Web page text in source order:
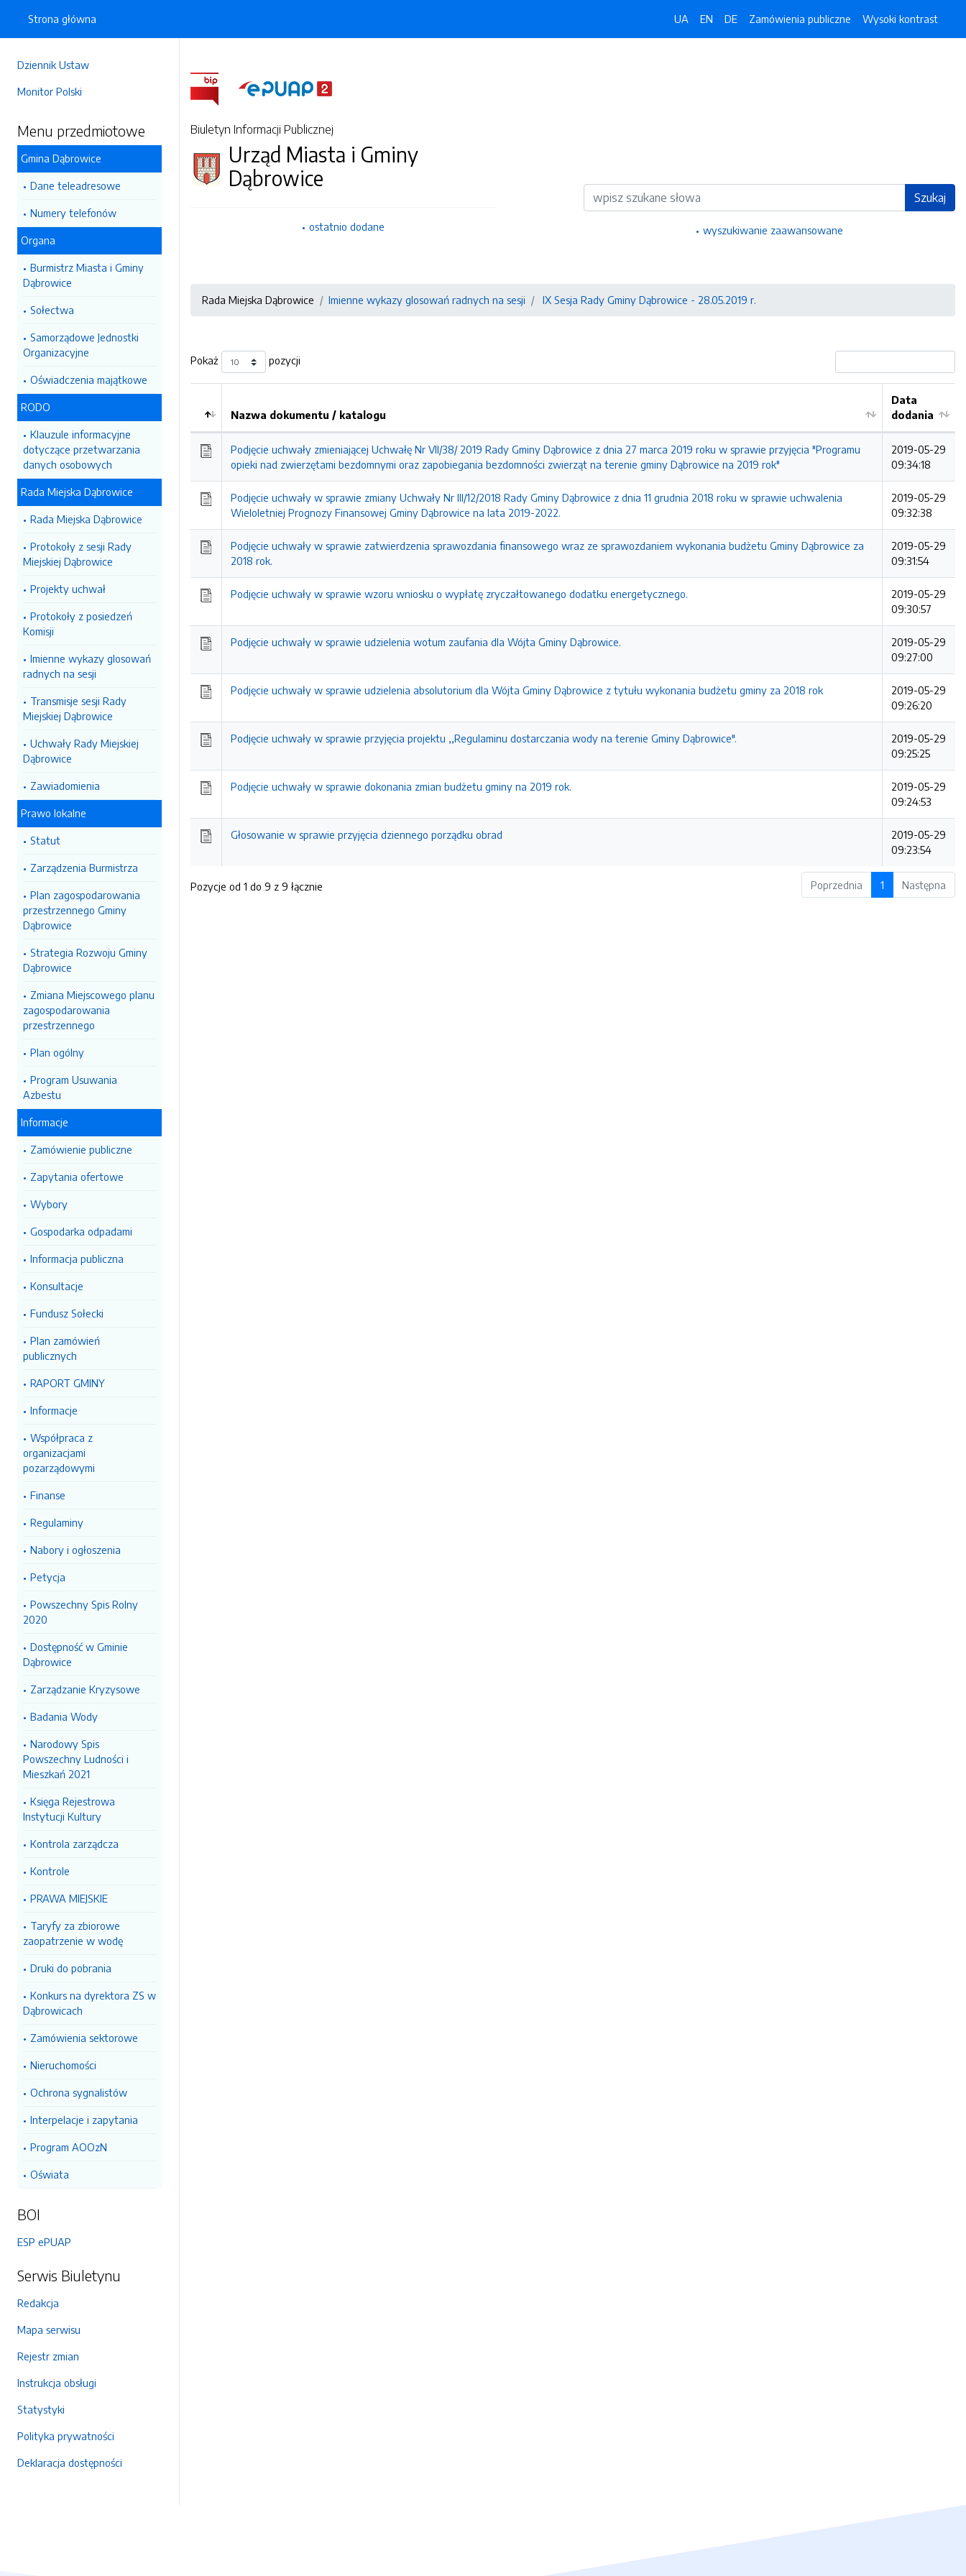
Dziennik Ustaw
Monitor Polski
Menu przedmiotowe
Gmina Dąbrowice
Dane teleadresowe
Numery telefonów
Organa
Burmistrz Miasta i Gminy
Dąbrowice
Sołectwa
Samorządowe Jednostki
Organizacyjne
Oświadczenia majątkowe
RODO
Klauzule informacyjne
dotyczące przetwarzania
danych osobowych
Rada Miejska Dąbrowice
Rada Miejska Dąbrowice
Protokoły z sesji Rady
Miejskiej Dąbrowice
Projekty uchwał
Protokoły z posiedzeń
Komisji
Imienne wykazy glosowań
radnych na sesji
Transmisje sesji Rady
Miejskiej Dąbrowice
Uchwały Rady Miejskiej
Dąbrowice
Zawiadomienia
Prawo lokalne
Statut
Zarządzenia Burmistrza
Plan zagospodarowania
przestrzennego Gminy
Dąbrowice
Strategia Rozwoju Gminy
Dąbrowice
Zmiana Miejscowego planu
zagospodarowania
przestrzennego
Plan ogólny
Program Usuwania
Azbestu
Informacje
Zamówienie publiczne
Zapytania ofertowe
Wybory
Gospodarka odpadami
Informacja publiczna
Konsultacje
Fundusz Sołecki
Plan zamówień
publicznych
RAPORT GMINY
Informacje
Współpraca z
organizacjami
pozarządowymi
Finanse
Regulaminy
Nabory i ogłoszenia
Petycja
Powszechny Spis Rolny
2020
Dostępność w Gminie
Dąbrowice
Zarządzanie Kryzysowe
Badania Wody
Narodowy Spis
Powszechny Ludności i
Mieszkań 2021
Księga Rejestrowa
Instytucji Kultury
Kontrola zarządcza
Kontrole
PRAWA MIEJSKIE
Taryfy za zbiorowe
zaopatrzenie w wodę
Druki do pobrania
Konkurs na dyrektora ZS w
Dąbrowicach
Zamówienia sektorowe
Nieruchomości
Ochrona sygnalistów
Interpelacje i zapytania
Program AOOzN
Oświata
BOI
ESP ePUAP
Serwis Biuletynu
Redakcja
Mapa serwisu
Rejestr zmian
Instrukcja obsługi
Statystyki
Polityka prywatności
Deklaracja dostępności
Strona główna UA EN DE Zamówienia publiczne Wysoki kontrast
Biuletyn Informacji Publicznej
Urząd Miasta i Gminy
Dąbrowice
ostatnio dodane
Wyszukiwarka Szukaj
wyszukiwanie zaawansowane
Rada Miejska Dąbrowice Imienne wykazy glosowań radnych na sesji IX Sesja Rady Gminy Dąbrowice - 28.05.2019 r.
Pokaż pozycji
Kolejność
Nazwa dokumentu / katalogu
Data
dodania
Podjęcie uchwały zmieniającej Uchwałę Nr VII/38/ 2019 Rady Gminy Dąbrowice z dnia 27 marca 2019 roku w sprawie przyjęcia "Programu
opieki nad zwierzętami bezdomnymi oraz zapobiegania bezdomności zwierząt na terenie gminy Dąbrowice na 2019 rok"
2019-05-29
09:34:18
Podjęcie uchwały w sprawie zmiany Uchwały Nr III/12/2018 Rady Gminy Dąbrowice z dnia 11 grudnia 2018 roku w sprawie uchwalenia
Wieloletniej Prognozy Finansowej Gminy Dąbrowice na lata 2019-2022.
2019-05-29
09:32:38
Podjęcie uchwały w sprawie zatwierdzenia sprawozdania finansowego wraz ze sprawozdaniem wykonania budżetu Gminy Dąbrowice za
2018 rok.
2019-05-29
09:31:54
Podjęcie uchwały w sprawie wzoru wniosku o wypłatę zryczałtowanego dodatku energetycznego.
2019-05-29
09:30:57
Podjęcie uchwały w sprawie udzielenia wotum zaufania dla Wójta Gminy Dąbrowice.
2019-05-29
09:27:00
Podjęcie uchwały w sprawie udzielenia absolutorium dla Wójta Gminy Dąbrowice z tytułu wykonania budżetu gminy za 2018 rok
2019-05-29
09:26:20
Podjęcie uchwały w sprawie przyjęcia projektu ,,Regulaminu dostarczania wody na terenie Gminy Dąbrowice".
2019-05-29
09:25:25
Podjęcie uchwały w sprawie dokonania zmian budżetu gminy na 2019 rok.
2019-05-29
09:24:53
Głosowanie w sprawie przyjęcia dziennego porządku obrad
2019-05-29
09:23:54
Pozycje od 1 do 9 z 9 łącznie Poprzednia 1 Następna